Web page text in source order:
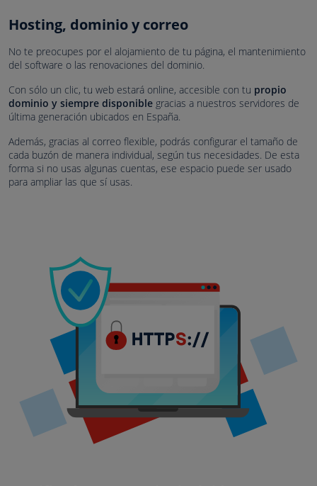
Hosting, dominio y correo
No te preocupes por el alojamiento de tu página, el mantenimiento
del software o las renovaciones del dominio.
Con sólo un clic, tu web estará online, accesible con tu propio
dominio y siempre disponible gracias a nuestros servidores de
última generación ubicados en España.
Además, gracias al correo flexible, podrás configurar el tamaño de
cada buzón de manera individual, según tus necesidades. De esta
forma si no usas algunas cuentas, ese espacio puede ser usado
para ampliar las que sí usas.